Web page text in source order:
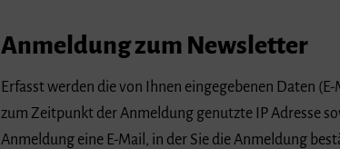
Anmeldung zum Newsletter
Erfasst werden die von Ihnen eingegebenen Daten
zum Zeitpunkt der Anmeldung genutzte IP Adresse
Anmeldung eine E-Mail, in der Sie die Anmeldung